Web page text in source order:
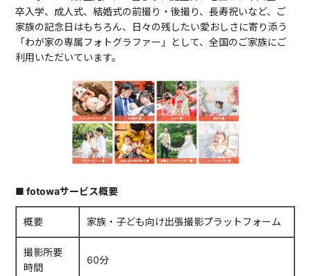
卒入学、成人式、結婚式の前撮り・後撮り、長寿祝いなど、ご
家族の記念日はもちろん、日々の残したい愛おしさに寄り添う
「わが家の専属フォトグラファー」として、全国のご家族にご
利用いただいています。
■ fotowaサービス概要
概要 家族・子ども向け出張撮影プラットフォーム
撮影所要
時間
60分